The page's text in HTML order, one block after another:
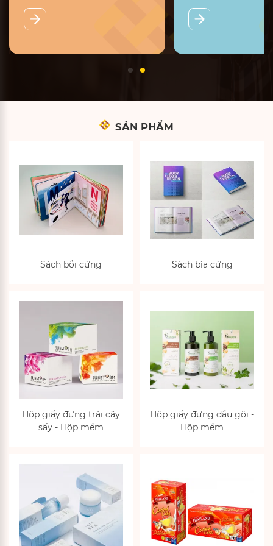
SẢN PHẨM
Sách bồi cứng Sách bìa cứng
Hộp giấy đựng trái cây
sấy - Hộp mềm
Hộp giấy đựng dầu gội -
Hộp mềm